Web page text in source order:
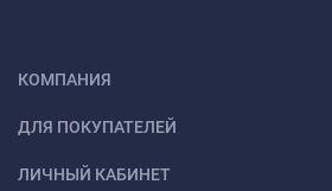
КОМПАНИЯ
ДЛЯ ПОКУПАТЕЛЕЙ
ЛИЧНЫЙ КАБИНЕТ